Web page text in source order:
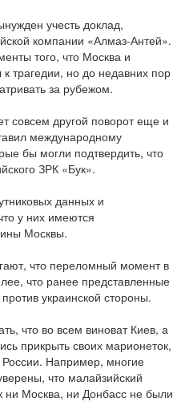
учесть доклад,
компании «Алмаз-Антей».
того, что Москва и
трагедии, но до недавних пор
за рубежом.
совсем другой поворот еще и
международному
бы могли подтвердить, что
ЗРК «Бук».
данных и
у них имеются
Москвы.
что переломный момент в
что ранее представленные
украинской стороны.
что во всем виноват Киев, а
прикрыть своих марионеток,
России. Например, многие
что малайзийский
ни Москва, ни Донбасс не были